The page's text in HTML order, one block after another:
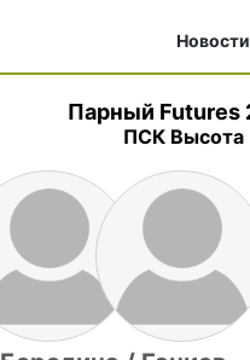
Новости
Парный Futures
ПСК Высота